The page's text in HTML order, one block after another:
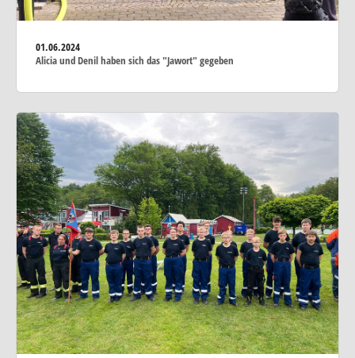
01.06.2024
Alicia und Denil haben sich das "Jawort" gegeben